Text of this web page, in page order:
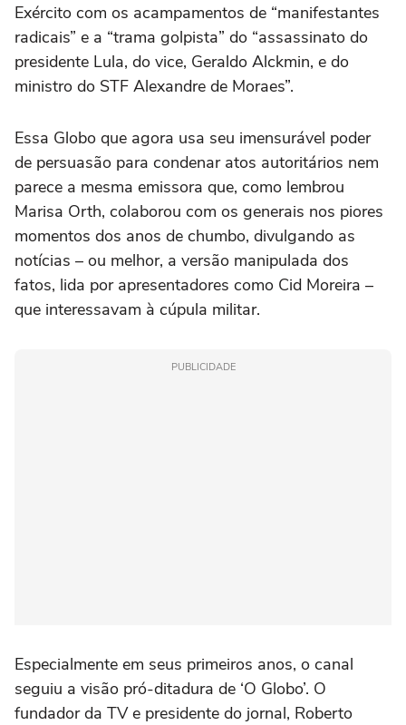
Exército com os acampamentos de “manifestantes
radicais” e a “trama golpista” do “assassinato do
presidente Lula, do vice, Geraldo Alckmin, e do
ministro do STF Alexandre de Moraes”.
Essa Globo que agora usa seu imensurável poder
de persuasão para condenar atos autoritários nem
parece a mesma emissora que, como lembrou
Marisa Orth, colaborou com os generais nos piores
momentos dos anos de chumbo, divulgando as
notícias – ou melhor, a versão manipulada dos
fatos, lida por apresentadores como Cid Moreira –
que interessavam à cúpula militar.
PUBLICIDADE
Especialmente em seus primeiros anos, o canal
seguiu a visão pró-ditadura de ‘O Globo’. O
fundador da TV e presidente do jornal, Roberto